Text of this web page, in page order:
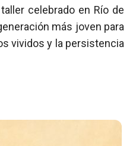
celebrado en Río de
más joven para
vividos y la persistencia